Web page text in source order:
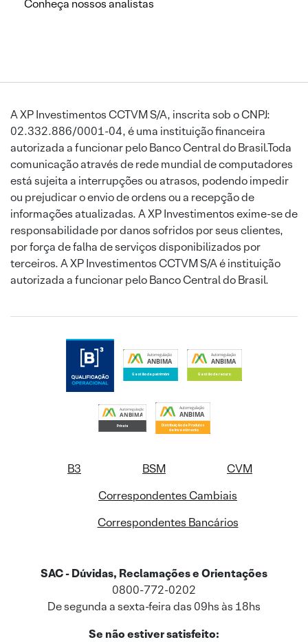
Conheça nossos analistas
A XP Investimentos CCTVM S/A, inscrita sob o CNPJ:
02.332.886/0001-04, é uma instituição financeira
autorizada a funcionar pelo Banco Central do Brasil.Toda
comunicação através de rede mundial de computadores
está sujeita a interrupções ou atrasos, podendo impedir
ou prejudicar o envio de ordens ou a recepção de
informações atualizadas. A XP Investimentos exime-se de
responsabilidade por danos sofridos por seus clientes,
por força de falha de serviços disponibilizados por
terceiros. A XP Investimentos CCTVM S/A é instituição
autorizada a funcionar pelo Banco Central do Brasil.
B3 BSM
CVM
Correspondentes Cambiais
Correspondentes Bancários
SAC - Dúvidas, Reclamações e Orientações
0800-772-0202
De segunda a sexta-feira das 09hs às 18hs
Se não estiver satisfeito: